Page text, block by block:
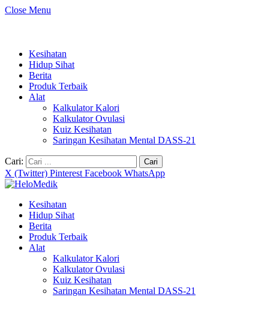
Close Menu
Kesihatan
Hidup Sihat
Berita
Produk Terbaik
Alat
Kalkulator Kalori
Kalkulator Ovulasi
Kuiz Kesihatan
Saringan Kesihatan Mental DASS-21
Cari:
X (Twitter) Pinterest Facebook WhatsApp
Kesihatan
Hidup Sihat
Berita
Produk Terbaik
Alat
Kalkulator Kalori
Kalkulator Ovulasi
Kuiz Kesihatan
Saringan Kesihatan Mental DASS-21